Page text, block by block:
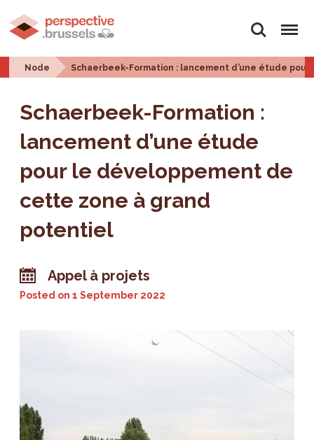
Search Menu
Node Schaerbeek-Formation : lancement d’une étude
Schaerbeek-Formation :
lancement d’une étude
pour le développement de
cette zone à grand
potentiel
Appel à projets
Posted on1 September 2022